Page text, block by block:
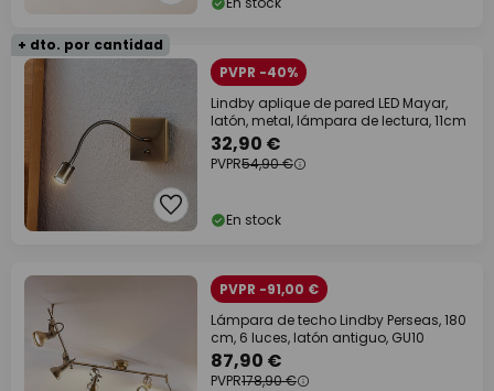
+ dto. por cantidad
PVPR -40%
Lindby aplique de pared LED Mayar,
latón, metal, lámpara de lectura, 11cm
32,90 €
PVPR54,90 €
En stock
PVPR -91,00 €
Lámpara de techo Lindby Perseas, 180
cm, 6 luces, latón antiguo, GU10
87,90 €
PVPR178,90 €